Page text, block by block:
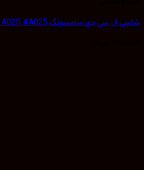
شاسی ال سی دی سامسونگ Samsung Galaxy A02S #A025